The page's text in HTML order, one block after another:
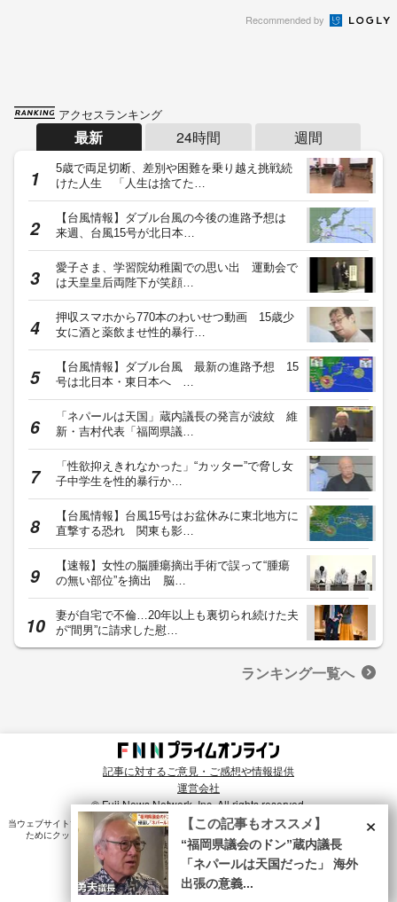
Recommended by
アクセスランキング
最新 24時間 週間
5歳で両足切断、差別や困難を乗り越え挑戦続
けた人生 「人生は捨てた…
【台風情報】ダブル台風の今後の進路予想は
来週、台風15号が北日本…
愛子さま、学習院幼稚園での思い出 運動会で
は天皇皇后両陛下が笑顔…
押収スマホから770本のわいせつ動画 15歳少
女に酒と薬飲ませ性的暴行…
【台風情報】ダブル台風 最新の進路予想 15
号は北日本・東日本へ …
「ネパールは天国」蔵内議長の発言が波紋 維
新・吉村代表「福岡県議…
「性欲抑えきれなかった」“カッター”で脅し女
子中学生を性的暴行か…
【台風情報】台風15号はお盆休みに東北地方に
直撃する恐れ 関東も影…
【速報】女性の脳腫瘍摘出手術で誤って“腫瘍
の無い部位”を摘出 脳…
妻が自宅で不倫…20年以上も裏切られ続けた夫
が“間男”に請求した慰…
ランキング一覧へ
記事に対するご意見・ご感想や情報提供
運営会社
© Fuji News Network, Inc. All rights reserved.
当ウェブサイトでは、ユーザのニーズ・興味・関⼼に合致したコンテンツや広告配信を提供する
ためにクッキーを使⽤しています。詳細は、プライバシーポリシー をご確認ください。×
【この記事もオススメ】
“福岡県議会のドン”蔵内議長
「ネパールは天国だった」 海外
出張の意義...